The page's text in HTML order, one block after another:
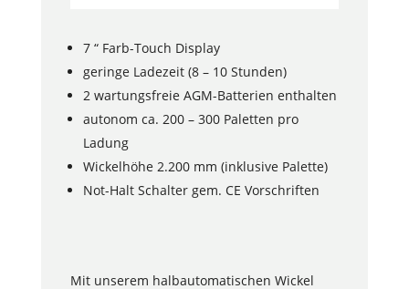
7 “ Farb-Touch Display
geringe Ladezeit (8 – 10 Stunden)
2 wartungsfreie AGM-Batterien enthalten
autonom ca. 200 – 300 Paletten pro
Ladung
Wickelhöhe 2.200 mm (inklusive Palette)
Not-Halt Schalter gem. CE Vorschriften
Mit unserem halbautomatischen Wickel